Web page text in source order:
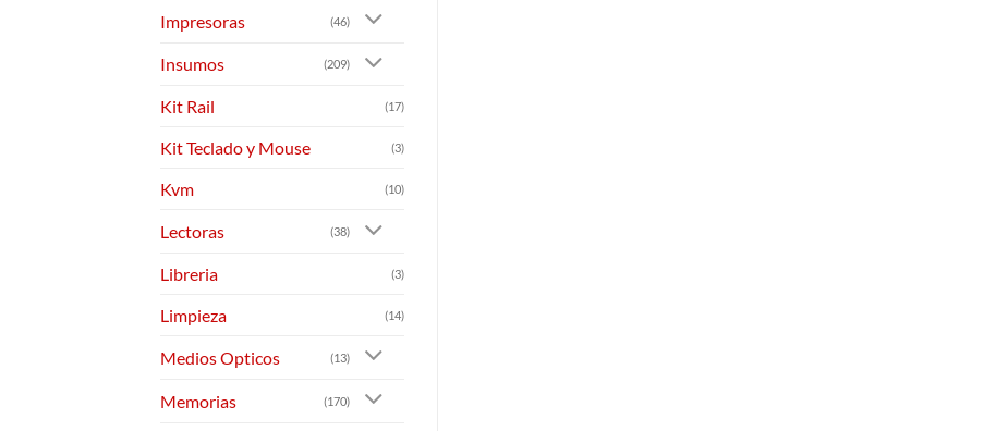
Impresoras (46)
Insumos (209)
Kit Rail (17)
Kit Teclado y Mouse (3)
Kvm (10)
Lectoras (38)
Libreria (3)
Limpieza (14)
Medios Opticos (13)
Memorias (170)